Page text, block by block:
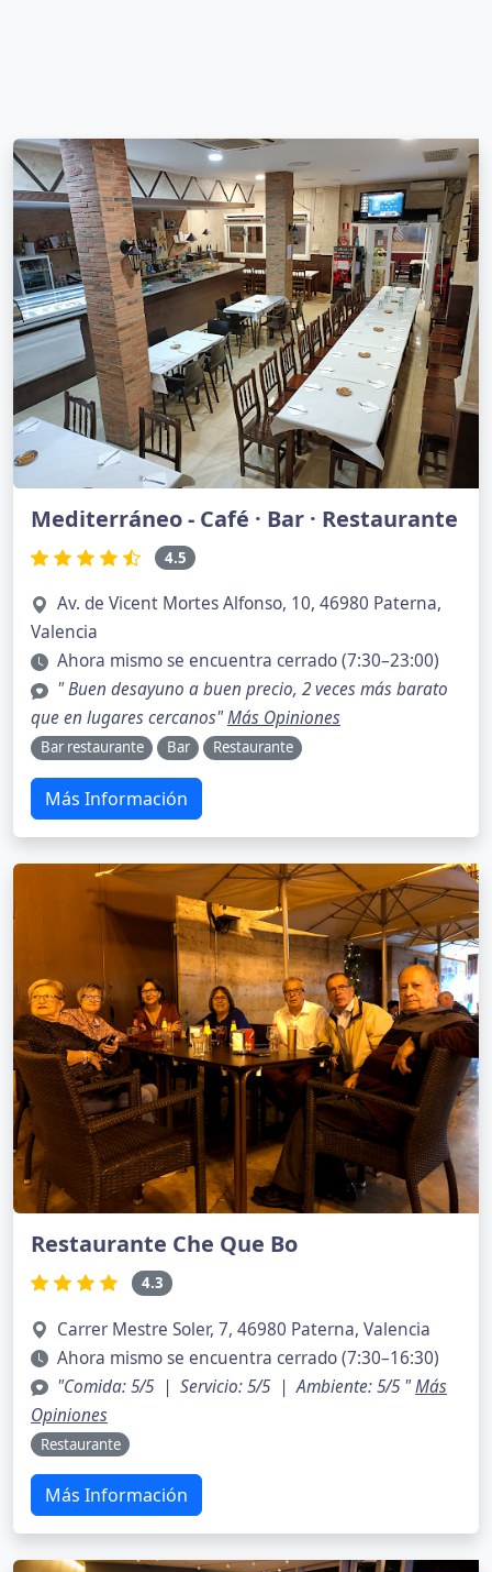
Mediterráneo - Café · Bar · Restaurante
4.5
Av. de Vicent Mortes Alfonso, 10, 46980 Paterna,
Valencia
Ahora mismo se encuentra cerrado (7:30–23:00)
" Buen desayuno a buen precio, 2 veces más barato
que en lugares cercanos"Más Opiniones
Bar restaurante Bar Restaurante
Más Información
Restaurante Che Que Bo
4.3
Carrer Mestre Soler, 7, 46980 Paterna, Valencia
Ahora mismo se encuentra cerrado (7:30–16:30)
"Comida: 5/5 | Servicio: 5/5 | Ambiente: 5/5 "Más
Opiniones
Restaurante
Más Información